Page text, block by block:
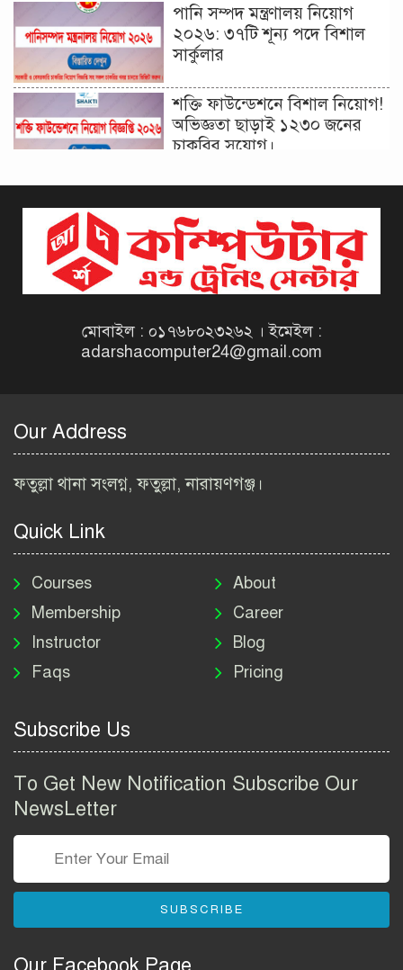
পানি সম্পদ মন্ত্রণালয় নিয়োগ
২০২৬: ৩৭টি শূন্য পদে বিশাল
সার্কুলার
শক্তি ফাউন্ডেশনে বিশাল নিয়োগ!
অভিজ্ঞতা ছাড়াই ১২৩০ জনের
চাকরির সুযোগ।
বিজ্ঞপ্তি ২০২৬ | Taxes Zone
Dinajpur Job Circular 2026
বেসরকারি সংস্থা সেতু (SETU)
Job Circular 2026
২০২৬ | BIWTA Job Circular
নিয়োগ বিজ্ঞপ্তি ২০২৬ | DNC
Job Circular 2026
পাসপোর্ট করতে কি কি লাগে
২০২৬ | ই-পাসপোর্ট আবেদন ও
Group Job Circular 2026
তথ্য অধিদপ্তর নিয়োগ বিজ্ঞপ্তি
বাংলাদেশ পুলিশ এএসআই
মোবাইল : ০১৭৬৮০২৩২৬২ । ইমেইল :
adarshacomputer24@gmail.com
Our Address
ফতুল্লা থানা সংলগ্ন, ফতুল্লা, নারায়ণগঞ্জ।
Quick Link
Courses
Membership
Instructor
Faqs
About
Career
Blog
Pricing
Subscribe Us
To Get New Notification Subscribe Our
NewsLetter
SUBSCRIBE
Our Facebook Page